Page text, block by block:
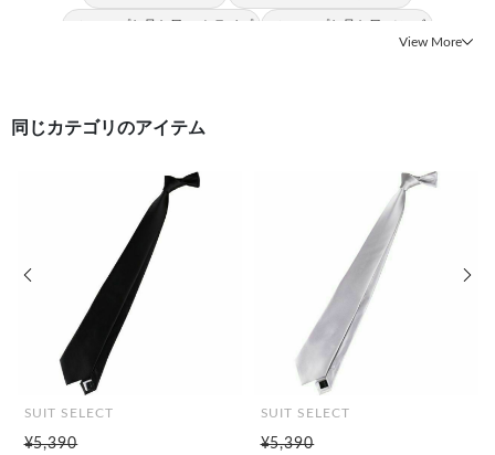
#シャープな見た目 ストライプ
#シャープな見た目 メンズ
View More
同じカテゴリのアイテム
SUIT SELECT
¥5,390
SUIT SELECT
¥5,390
前の画像